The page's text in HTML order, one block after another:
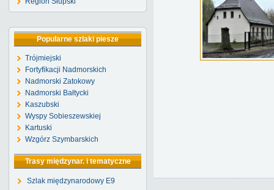
Popularne szlaki piesze
Trójmiejski
Fortyfikacji Nadmorskich
Nadmorski Zatokowy
Nadmorski Bałtycki
Kaszubski
Wyspy Sobieszewskiej
Kartuski
Wzgórz Szymbarskich
Trasy międzynar. i tematyczne
Szlak międzynarodowy E9